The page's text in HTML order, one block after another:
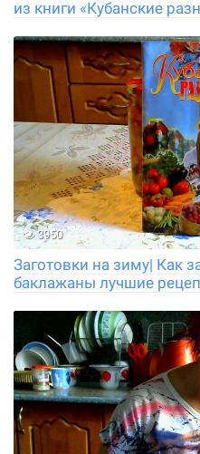
из книги «Кубанские
3950
Заготовки на зиму| Как
баклажаны лучшие